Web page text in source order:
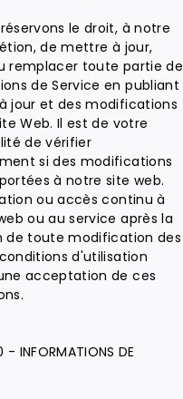
le droit, à notre
de mettre à jour,
remplacer toute partie de
de Service en publiant
jour et des modifications
Web. Il est de votre
de vérifier
si des modifications
à notre site web.
ou accès continu à
ou au service après la
de toute modification des
d'utilisation
acceptation de ces
- INFORMATIONS DE